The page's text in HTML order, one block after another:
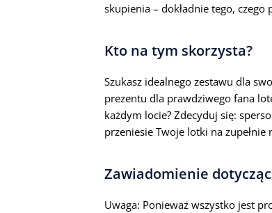
skupienia – dokładnie tego,
Kto na tym skorzysta?
Szukasz idealnego zestawu dla
prezentu dla prawdziwego fana
każdym locie? Zdecyduj się:
przeniesie Twoje lotki na zupełnie
Zawiadomienie
Uwaga: Ponieważ wszystko jest